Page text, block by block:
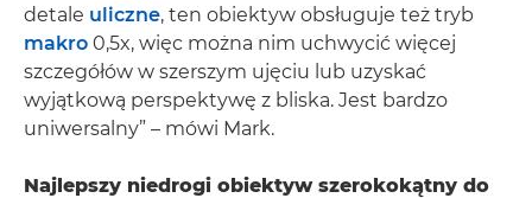
detale uliczne, ten obiektyw obsługuje też tryb
makro 0,5x, więc można nim uchwycić więcej
szczegółów w szerszym ujęciu lub uzyskać
wyjątkową perspektywę z bliska. Jest bardzo
uniwersalny” – mówi Mark.
Najlepszy niedrogi obiektyw szerokokątny do